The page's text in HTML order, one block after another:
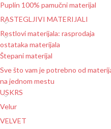
Puplin 100% pamučni materijal
RASTEGLJIVI MATERIJALI
Restlovi materijala: rasprodaja
ostataka materijala
Štepani materijal
Sve što vam je potrebno od
na jednom mestu
USKRS
Velur
VELVET